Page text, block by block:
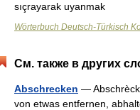
sıçrayarak uyanmak
Wörterbuch Deutsch-Türkisch
См. также в других
Abschrecken —
von etwas entfernen,